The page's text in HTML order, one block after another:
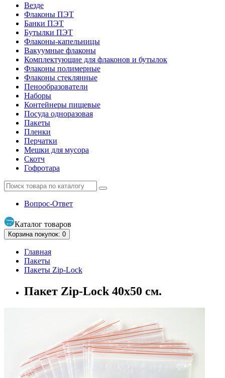
Везде
Флаконы ПЭТ
Банки ПЭТ
Бутылки ПЭТ
Флаконы-капельницы
Вакуумные флаконы
Комплектующие для флаконов и бутылок
Флаконы полимерные
Флаконы стеклянные
Пенообразователи
Наборы
Контейнеры пищевые
Посуда одноразовая
Пакеты
Пленки
Перчатки
Мешки для мусора
Скотч
Гофротара
Вопрос-Ответ
Каталог товаров
Корзина покупок: 0
Главная
Пакеты
Пакеты Zip-Lock
Пакет Zip-Lock 40х50 см.